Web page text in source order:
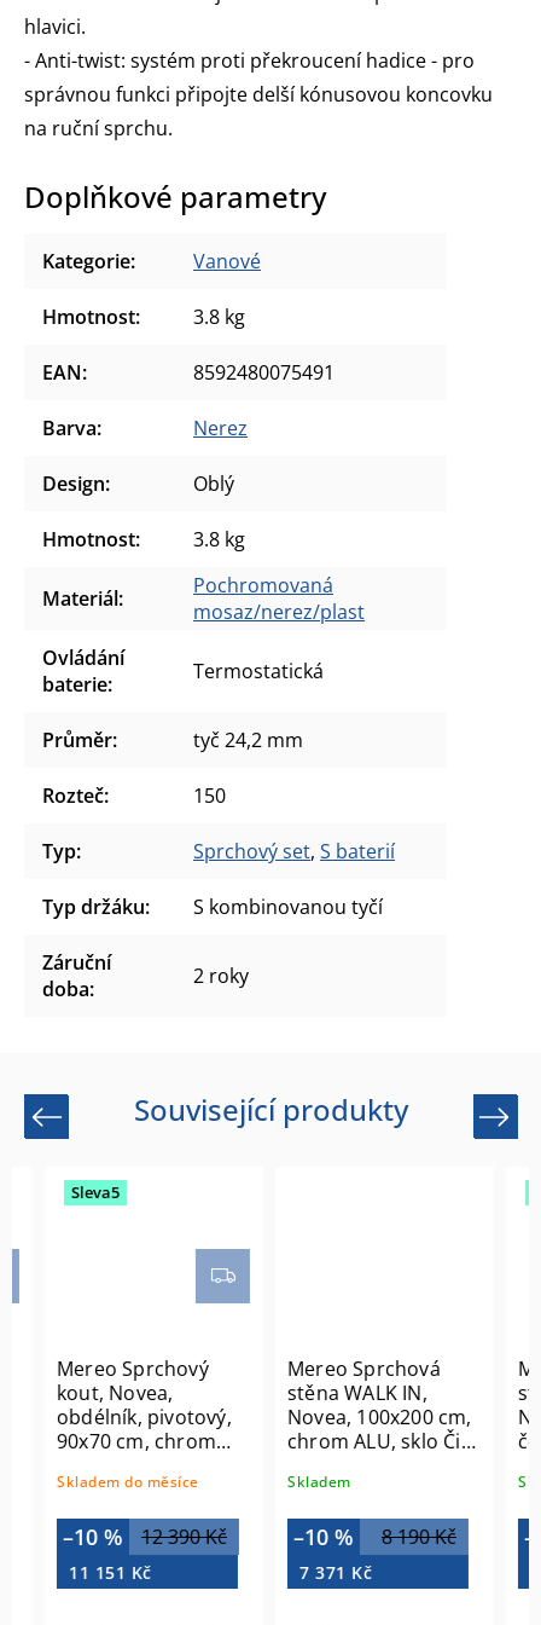
hlavici.
- Anti-twist: systém proti překroucení hadice - pro
správnou funkci připojte delší kónusovou koncovku
na ruční sprchu.
Doplňkové parametry
Kategorie: Vanové
Hmotnost: 3.8 kg
EAN: 8592480075491
Barva: Nerez
Design: Oblý
Hmotnost: 3.8 kg
Materiál:
Pochromovaná
mosaz/nerez/plast
Ovládání
baterie: Termostatická
Průměr: tyč 24,2 mm
Rozteč: 150
Typ: Sprchový set, S baterií
Typ držáku: S kombinovanou tyčí
Záruční
doba: 2 roky
Související produkty
Previous
Sleva5
Mereo Sprchový
kout, Novea,
obdélník, pivotový,
90x70 cm, chrom
CK12903ZVR
Skladem do měsíce
12 390 Kč
–10 %
11 151 Kč
Mereo Sprchová
stěna WALK IN,
Novea, 100x200 cm,
chrom ALU, sklo Čiré
Skladem
8 190 Kč
–10 %
7 371 Kč
Next